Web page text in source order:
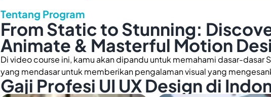
Tentang Program
From Static to Stunning:
Animate & Masterful Motion
Di video course ini, kamu akan dipandu untuk memahami dasar-
yang mendasar untuk memberikan pengalaman visual yang
Gaji Profesi UI UX Design di